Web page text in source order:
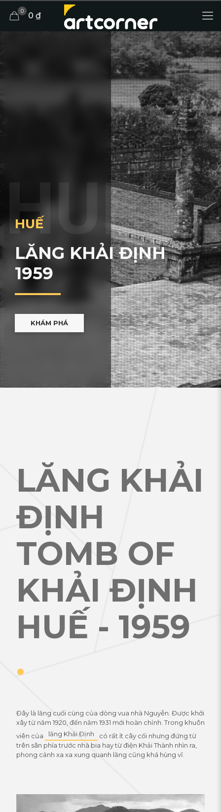
0 0 ₫
LĂNG KHẢI
ĐỊNH
TOMB OF
KHẢI ĐỊNH
HUẾ - 1959
.
Đây là lăng cuối cùng của dòng vua nhà Nguyễn. Được khởi
xây từ năm 1920, đến năm 1931 mới hoàn chỉnh. Trong khuôn
viên của
lăng Khải Định
có rất ít cây cối nhưng đứng từ
trên sân phía trước nhà bia hay từ điện Khải Thành nhìn ra,
phong cảnh xa xa xung quanh lăng cũng khá hùng vĩ.